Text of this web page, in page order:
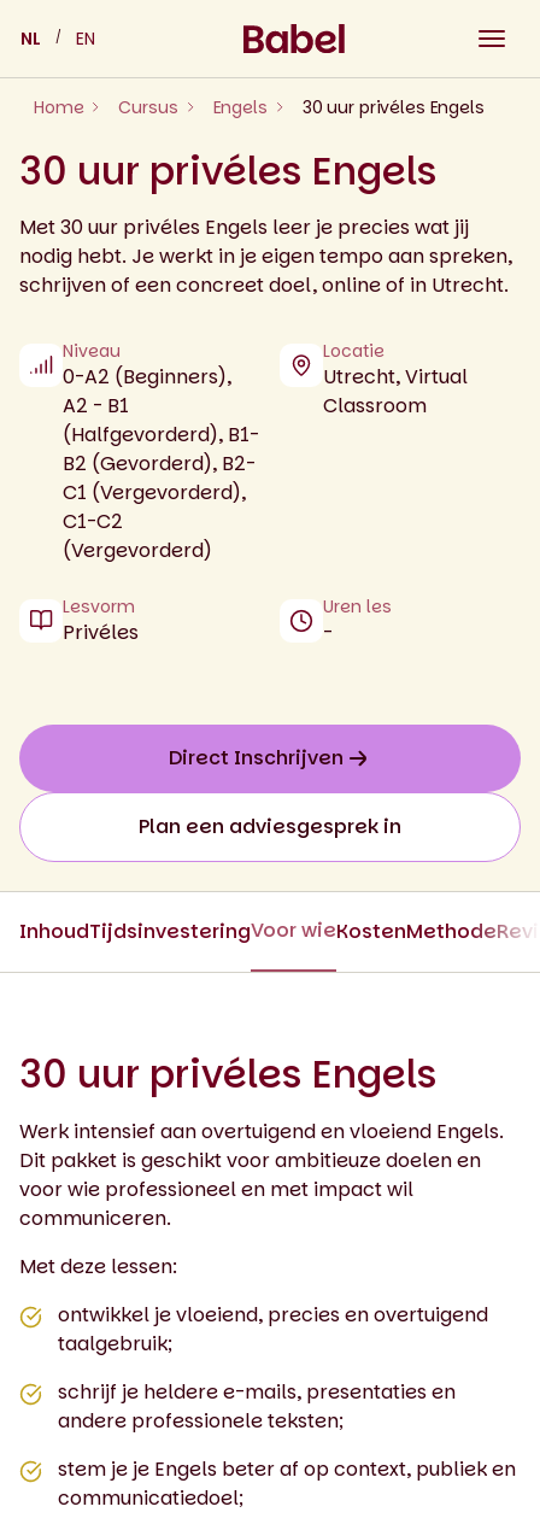
content
NL EN
Home Cursus Engels 30 uur privéles Engels
30 uur privéles Engels
Met 30 uur privéles Engels leer je precies wat jij
nodig hebt. Je werkt in je eigen tempo aan spreken,
schrijven of een concreet doel, online of in Utrecht.
Niveau
0-A2 (Beginners),
A2 - B1
(Halfgevorderd), B1-
B2 (Gevorderd), B2-
C1 (Vergevorderd),
C1-C2
(Vergevorderd)
Locatie
Utrecht, Virtual
Classroom
Lesvorm
Privéles
Uren les
-
Direct Inschrijven
Plan een adviesgesprek in
InhoudTijdsinvesteringVoor wieKostenMethode
30 uur privéles Engels
Werk intensief aan overtuigend en vloeiend Engels.
Dit pakket is geschikt voor ambitieuze doelen en
voor wie professioneel en met impact wil
communiceren.
Met deze lessen:
ontwikkel je vloeiend, precies en overtuigend
taalgebruik;
schrijf je heldere e-mails, presentaties en
andere professionele teksten;
stem je je Engels beter af op context, publiek en
communicatiedoel;